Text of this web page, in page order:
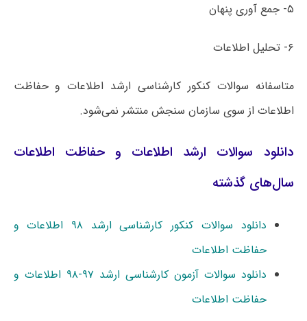
۵- جمع ­آوری پنهان
۶- تحلیل اطلاعات
متاسفانه سوالات کنکور کارشناسی ارشد اطلاعات و حفاظت
اطلاعات از سوی سازمان سنجش منتشر نمی‌شود.
دانلود سوالات ارشد اطلاعات و حفاظت اطلاعات
سال‌های گذشته
دانلود سوالات کنکور کارشناسی ارشد ۹۸ اطلاعات و
حفاظت اطلاعات
دانلود سوالات آزمون کارشناسی ارشد ۹۷-۹۸ اطلاعات و
حفاظت اطلاعات